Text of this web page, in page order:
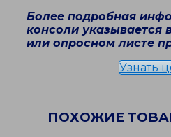
Более подробная
консоли указывается
или опросном листе
Узнать
ПОХОЖИЕ